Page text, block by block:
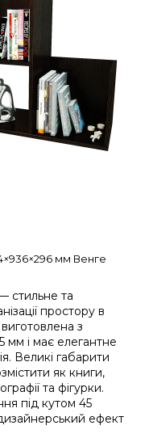
мм Венге
стильне та
простору в
з
і має елегантне
Великі габарити
як книги,
та фігурки.
під кутом 45
ефект